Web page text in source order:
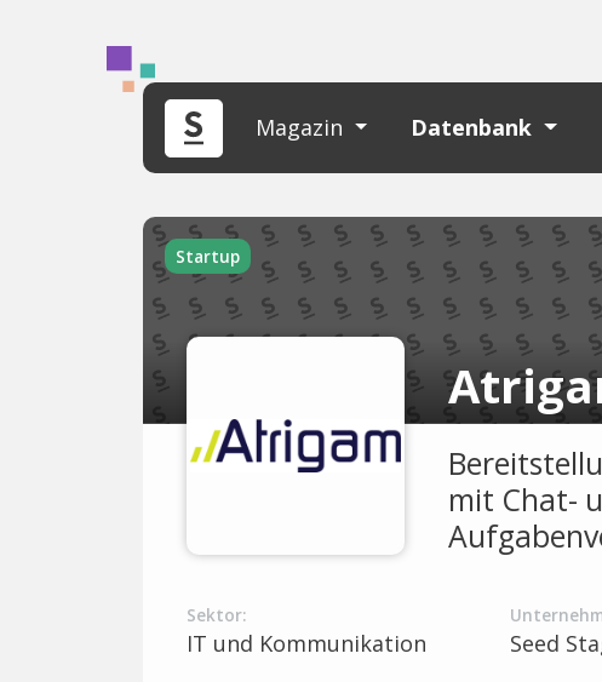
Magazin Datenbank
Startup
mit Chat-
Sektor:
IT und Kommunikation Seed